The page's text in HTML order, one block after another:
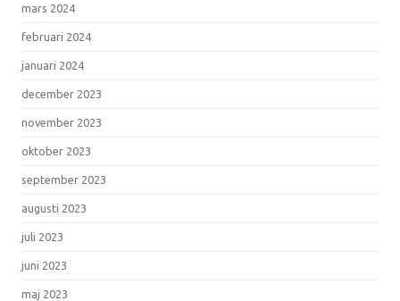
mars 2024
februari 2024
januari 2024
december 2023
november 2023
oktober 2023
september 2023
augusti 2023
juli 2023
juni 2023
maj 2023